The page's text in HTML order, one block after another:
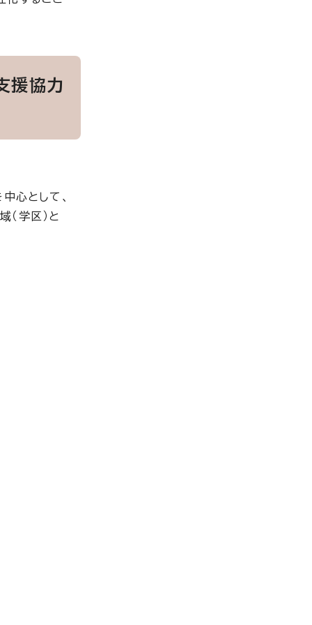
援協力
心として、
学区）と